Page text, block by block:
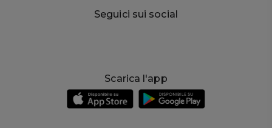
Seguici sui social
Scarica l'app